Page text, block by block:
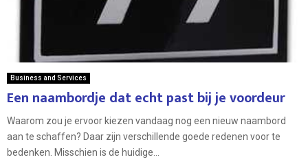
Business and Services
Een naambordje dat echt past bij je voordeur
Waarom zou je ervoor kiezen vandaag nog een nieuw naambord
aan te schaffen? Daar zijn verschillende goede redenen voor te
bedenken. Misschien is de huidige...